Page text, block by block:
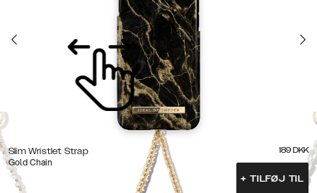
Slim Wristlet Strap
Gold Chain
189 DKK
+ TILFØJ TIL